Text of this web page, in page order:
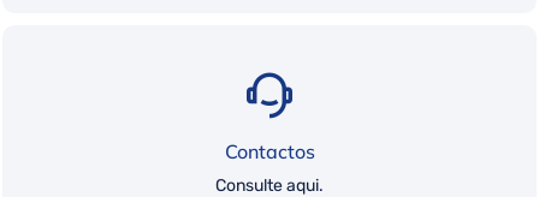
Contactos
Consulte aqui.